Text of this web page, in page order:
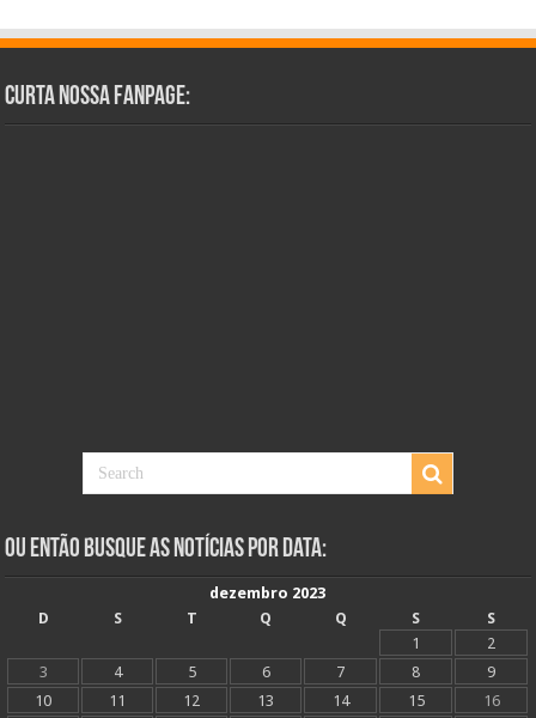
Curta Nossa Fanpage:
Ou Então Busque as Notícias Por Data:
dezembro 2023
D
S T Q Q S
S
1
2
3
4 5 6 7 8
9
10
11 12 13 14 15
16